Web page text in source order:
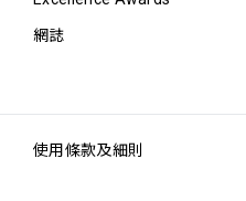
網誌
使用條款及細則